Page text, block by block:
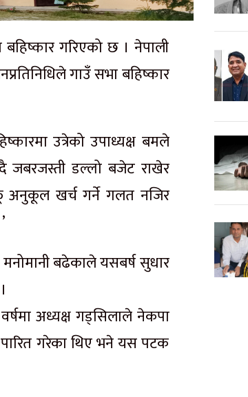
गरिएको छ । नेपाली
गाउँ सभा बहिष्कार
उत्रेको उपाध्यक्ष बमले
जबरजस्ती डल्लो बजेट राखेर
अनुकूल खर्च गर्ने गलत नजिर
बढेकाले यसबर्ष सुधार
अध्यक्ष गड्सिलाले नेकपा
पारित गरेका थिए भने यस पटक